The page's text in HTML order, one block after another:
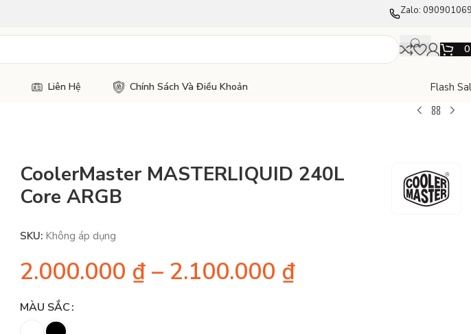
Zalo:
Liên Hệ Chính Sách Và Điều Khoản
Flash
CoolerMaster MASTERLIQUID 240L
Core ARGB
SKU: Không áp dụng
2.000.000 ₫– 2.100.000 ₫
MÀU SẮC